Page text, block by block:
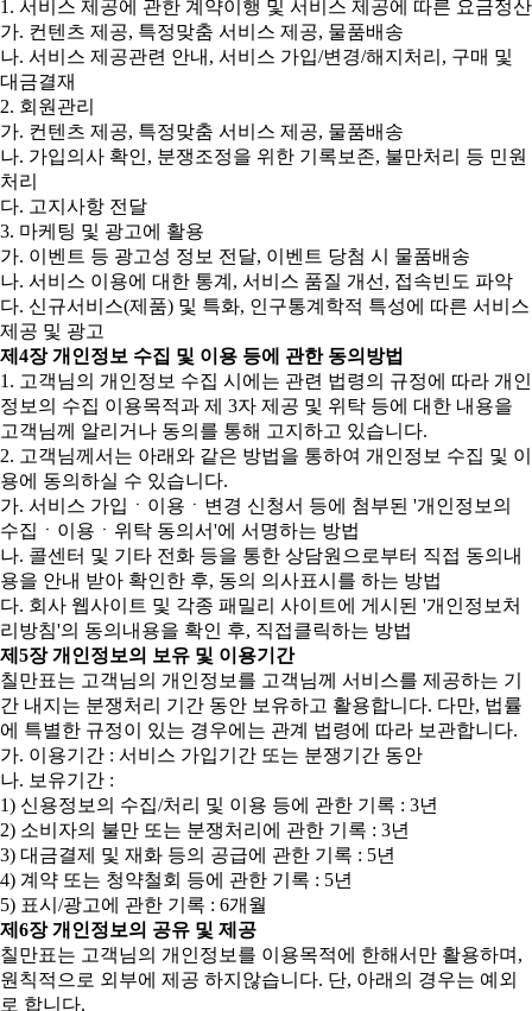
1. 서비스 제공에 관한 계약이행 및 서비스 제공에 따른 요금정산
가. 컨텐츠 제공, 특정맞춤 서비스 제공, 물품배송
나. 서비스 제공관련 안내, 서비스 가입/변경/해지처리, 구매 및
대금결재
2. 회원관리
가. 컨텐츠 제공, 특정맞춤 서비스 제공, 물품배송
나. 가입의사 확인, 분쟁조정을 위한 기록보존, 불만처리 등 민원
처리
다. 고지사항 전달
3. 마케팅 및 광고에 활용
가. 이벤트 등 광고성 정보 전달, 이벤트 당첨 시 물품배송
나. 서비스 이용에 대한 통계, 서비스 품질 개선, 접속빈도 파악
다. 신규서비스(제품) 및 특화, 인구통계학적 특성에 따른 서비스
제공 및 광고
제4장 개인정보 수집 및 이용 등에 관한 동의방법
1. 고객님의 개인정보 수집 시에는 관련 법령의 규정에 따라 개인
정보의 수집 이용목적과 제 3자 제공 및 위탁 등에 대한 내용을
고객님께 알리거나 동의를 통해 고지하고 있습니다.
2. 고객님께서는 아래와 같은 방법을 통하여 개인정보 수집 및 이
용에 동의하실 수 있습니다.
가. 서비스 가입ㆍ이용ㆍ변경 신청서 등에 첨부된 '개인정보의
수집ㆍ이용ㆍ위탁 동의서'에 서명하는 방법
나. 콜센터 및 기타 전화 등을 통한 상담원으로부터 직접 동의내
용을 안내 받아 확인한 후, 동의 의사표시를 하는 방법
다. 회사 웹사이트 및 각종 패밀리 사이트에 게시된 '개인정보처
리방침'의 동의내용을 확인 후, 직접클릭하는 방법
제5장 개인정보의 보유 및 이용기간
칠만표는 고객님의 개인정보를 고객님께 서비스를 제공하는 기
간 내지는 분쟁처리 기간 동안 보유하고 활용합니다. 다만, 법률
에 특별한 규정이 있는 경우에는 관계 법령에 따라 보관합니다.
가. 이용기간 : 서비스 가입기간 또는 분쟁기간 동안
나. 보유기간 :
1) 신용정보의 수집/처리 및 이용 등에 관한 기록 : 3년
2) 소비자의 불만 또는 분쟁처리에 관한 기록 : 3년
3) 대금결제 및 재화 등의 공급에 관한 기록 : 5년
4) 계약 또는 청약철회 등에 관한 기록 : 5년
5) 표시/광고에 관한 기록 : 6개월
제6장 개인정보의 공유 및 제공
칠만표는 고객님의 개인정보를 이용목적에 한해서만 활용하며,
원칙적으로 외부에 제공 하지않습니다. 단, 아래의 경우는 예외
로 합니다.